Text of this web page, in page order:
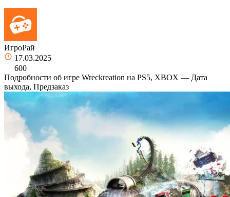
ИгроРай
17.03.2025
600
Подробности об игре Wreckreation на PS5, XBOX — Дата
выхода, Предзаказ